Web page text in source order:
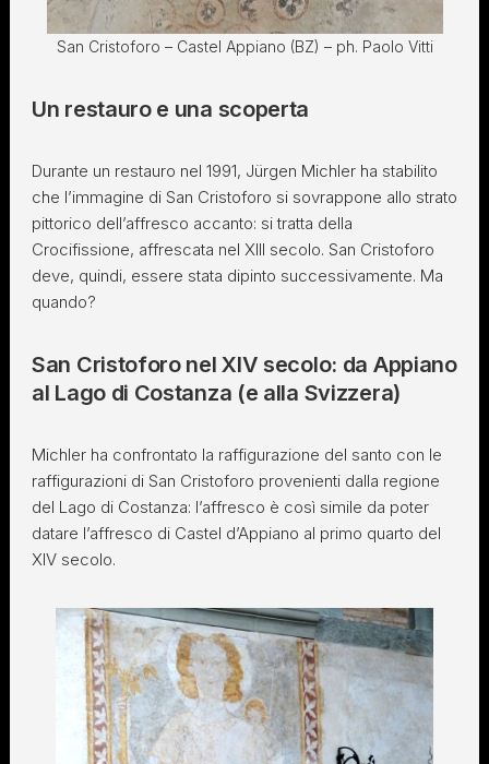
San Cristoforo – Castel Appiano (BZ) – ph. Paolo Vitti
Un restauro e una scoperta
Durante un restauro nel 1991, Jürgen Michler ha stabilito
che l’immagine di San Cristoforo si sovrappone allo strato
pittorico dell’affresco accanto: si tratta della
Crocifissione, affrescata nel XIII secolo. San Cristoforo
deve, quindi, essere stata dipinto successivamente. Ma
quando?
San Cristoforo nel XIV secolo: da Appiano
al Lago di Costanza (e alla Svizzera)
Michler ha confrontato la raffigurazione del santo con le
raffigurazioni di San Cristoforo provenienti dalla regione
del Lago di Costanza: l’affresco è così simile da poter
datare l’affresco di Castel d’Appiano al primo quarto del
XIV secolo.